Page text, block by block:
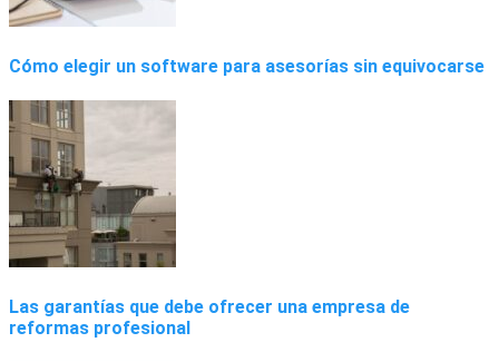
Cómo elegir un software para asesorías sin equivocarse
Las garantías que debe ofrecer una empresa de
reformas profesional